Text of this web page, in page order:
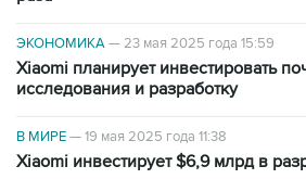
ЭКОНОМИКА—23 мая 2025 года 15:59
Xiaomi планирует инвестировать
исследования и разработку
В МИРЕ—19 мая 2025 года 11:38
Xiaomi инвестирует $6,9 млрд в